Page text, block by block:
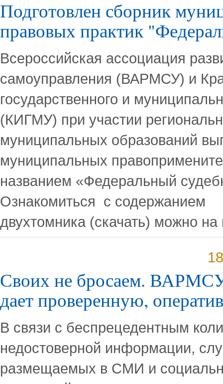
Подготовлен сборник
правовых практик
Всероссийская ассоциация
самоуправления (ВАРМСУ) и
государственного и
(КИГМУ) при участии
муниципальных образований
муниципальных
названием «Федеральный
Ознакомиться с содержанием
двухтомника (скачать) можно
Своих не бросаем. ВАРМСУ
дает проверенную,
В связи с беспрецедентным
недостоверной информации,
размещаемых в СМИ и